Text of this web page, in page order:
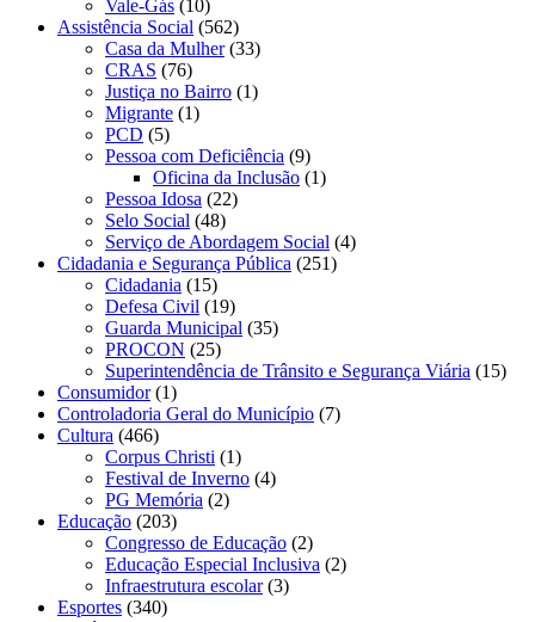
Vale-Gás (10)
Assistência Social (562)
Casa da Mulher(33)
CRAS (76)
Justiça no Bairro (1)
Migrante (1)
PCD (5)
Pessoa com Deficiência (9)
Oficina da Inclusão (1)
Pessoa Idosa (22)
Selo Social (48)
Serviço de Abordagem Social (4)
Cidadania e Segurança Pública (251)
Cidadania (15)
Defesa Civil (19)
Guarda Municipal (35)
PROCON (25)
Superintendência de Trânsito e Segurança Viária (15)
Consumidor(1)
Controladoria Geral do Município (7)
Cultura (466)
Corpus Christi (1)
Festival de Inverno (4)
PG Memória (2)
Educação (203)
Congresso de Educação (2)
Educação Especial Inclusiva (2)
Infraestrutura escolar(3)
Esportes (340)